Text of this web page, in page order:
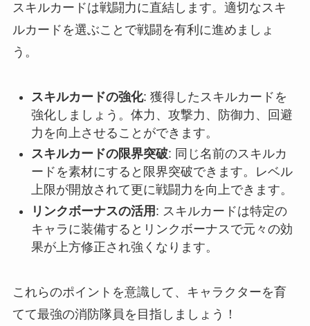
スキルカードは戦闘力に直結します。適切なスキ
ルカードを選ぶことで戦闘を有利に進めましょ
う。
スキルカードの強化: 獲得したスキルカードを
強化しましょう。体力、攻撃力、防御力、回避
力を向上させることができます。
スキルカードの限界突破: 同じ名前のスキルカ
ードを素材にすると限界突破できます。レベル
上限が開放されて更に戦闘力を向上できます。
リンクボーナスの活用 : スキルカードは特定の
キャラに装備するとリンクボーナスで元々の効
果が上方修正され強くなります。
これらのポイントを意識して、キャラクターを育
てて最強の消防隊員を目指しましょう！